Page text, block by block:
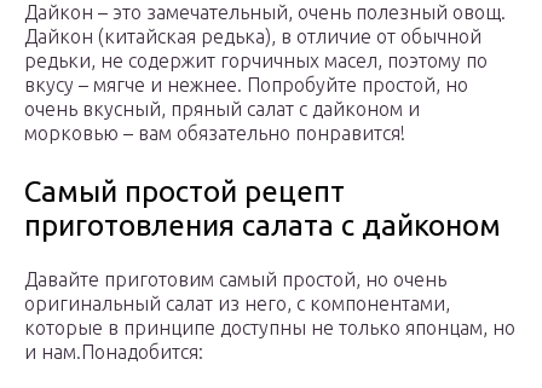
Дайкон – это замечательный, очень полезный овощ.
Дайкон (китайская редька), в отличие от обычной
редьки, не содержит горчичных масел, поэтому по
вкусу – мягче и нежнее. Попробуйте простой, но
очень вкусный, пряный салат с дайконом и
морковью – вам обязательно понравится!
Самый простой рецепт
приготовления салата с дайконом
Давайте приготовим самый простой, но очень
оригинальный салат из него, с компонентами,
которые в принципе доступны не только японцам, но
и нам.Понадобится: